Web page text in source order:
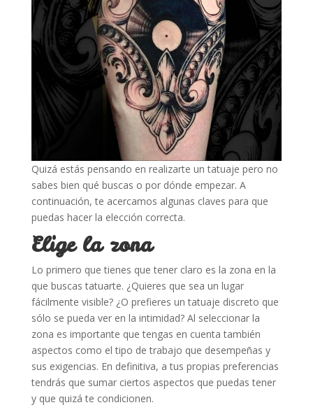
Quizá estás pensando en realizarte un tatuaje pero no
sabes bien qué buscas o por dónde empezar. A
continuación, te acercamos algunas claves para que
puedas hacer la elección correcta.
Elige la zona
Lo primero que tienes que tener claro es la zona en la
que buscas tatuarte. ¿Quieres que sea un lugar
fácilmente visible? ¿O prefieres un tatuaje discreto que
sólo se pueda ver en la intimidad? Al seleccionar la
zona es importante que tengas en cuenta también
aspectos como el tipo de trabajo que desempeñas y
sus exigencias. En definitiva, a tus propias preferencias
tendrás que sumar ciertos aspectos que puedas tener
y que quizá te condicionen.